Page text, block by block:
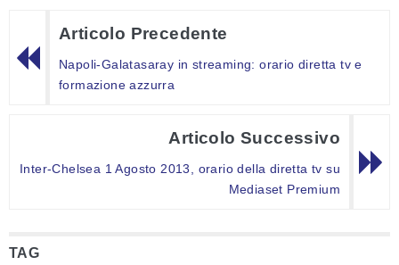
Articolo Precedente
Napoli-Galatasaray in streaming: orario diretta tv e
formazione azzurra
Articolo Successivo
Inter-Chelsea 1 Agosto 2013, orario della diretta tv su
Mediaset Premium
TAG